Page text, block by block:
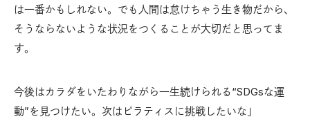
は一番かもしれない。でも人間は怠けちゃう生き物だから、
そうならないような状況をつくることが大切だと思ってま
す。
今後はカラダをいたわりながら一生続けられる“SDGsな運
動”を見つけたい。次はピラティスに挑戦したいな」